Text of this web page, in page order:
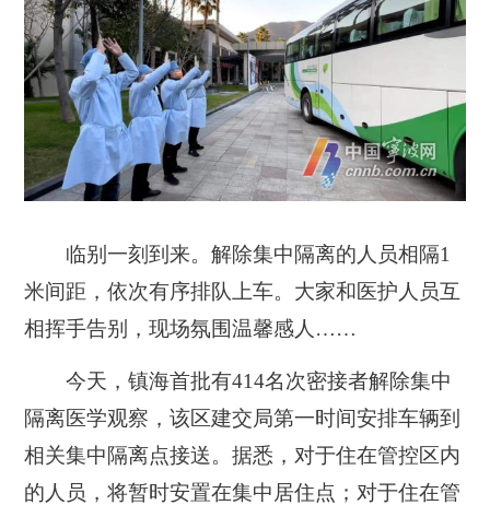
临别一刻到来。解除集中隔离的人员相隔1
米间距，依次有序排队上车。大家和医护人员互
相挥手告别，现场氛围温馨感人……
今天，镇海首批有414名次密接者解除集中
隔离医学观察，该区建交局第一时间安排车辆到
相关集中隔离点接送。据悉，对于住在管控区内
的人员，将暂时安置在集中居住点；对于住在管